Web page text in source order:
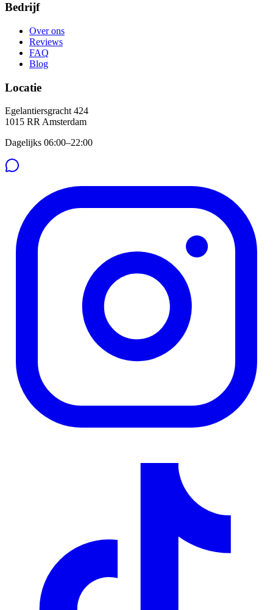
Bedrijf
Over ons
Reviews
FAQ
Blog
Locatie
Egelantiersgracht 424
1015 RRAmsterdam
Dagelijks 06:00–22:00